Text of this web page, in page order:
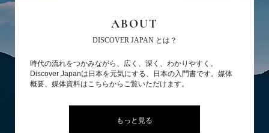
ABOUT
DISCOVER JAPAN とは？
時代の流れをつかみながら、広く、深く、わかりやすく。
Discover Japanは日本を元気にする、日本の入門書です。媒体
概要、媒体資料はこちらからご覧いただけます。
もっと見る